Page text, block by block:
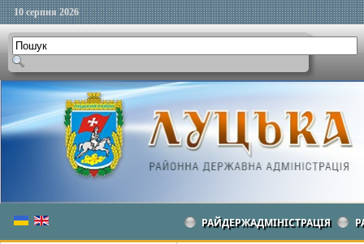
10 серпня 2026
РАЙДЕРЖАДМІНІСТРАЦІЯ